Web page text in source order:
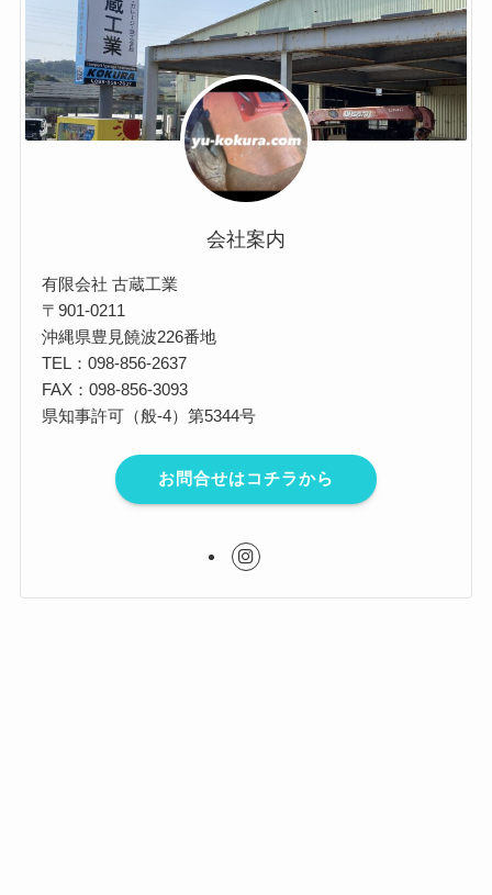
会社案内
有限会社 古蔵工業
〒901-0211
沖縄県豊見饒波226番地
TEL：098-856-2637
FAX：098-856-3093
県知事許可（般-4）第5344号
お問合せはコチラから